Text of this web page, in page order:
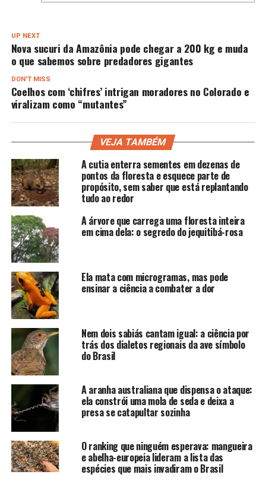
UP NEXT
Nova sucuri da Amazônia pode chegar a 200 kg e muda
o que sabemos sobre predadores gigantes
DON'T MISS
Coelhos com ‘chifres’ intrigan moradores no Colorado e
viralizam como “mutantes”
VEJA TAMBÉM
A cutia enterra sementes em dezenas de
pontos da floresta e esquece parte de
propósito, sem saber que está replantando
tudo ao redor
A árvore que carrega uma floresta inteira
em cima dela: o segredo do jequitibá-rosa
Ela mata com microgramas, mas pode
ensinar a ciência a combater a dor
Nem dois sabiás cantam igual: a ciência por
trás dos dialetos regionais da ave símbolo
do Brasil
A aranha australiana que dispensa o ataque:
ela constrói uma mola de seda e deixa a
presa se catapultar sozinha
O ranking que ninguém esperava: mangueira
e abelha-europeia lideram a lista das
espécies que mais invadiram o Brasil